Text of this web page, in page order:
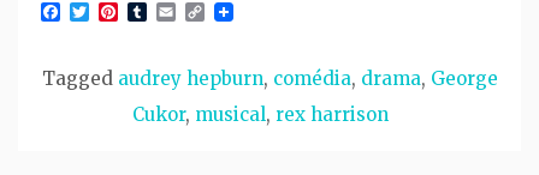
Facebook
Twitter
Pinterest
Tumblr
EmailCopy
Tagged audrey hepburn, comédia, drama, George
Cukor, musical, rex harrison